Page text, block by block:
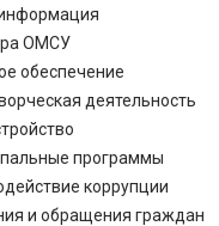
ОМСУ
обеспечение
деятельность
программы
коррупции
и обращения граждан